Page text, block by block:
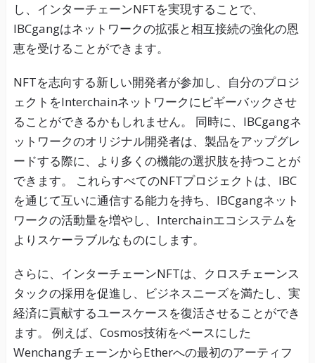
し、インターチェーンNFTを実現することで、
IBCgangはネットワークの拡張と相互接続の強化の恩
恵を受けることができます。
NFTを志向する新しい開発者が参加し、自分のプロジ
ェクトをInterchainネットワークにピギーバックさせ
ることができるかもしれません。 同時に、IBCgangネ
ットワークのオリジナル開発者は、製品をアップグレ
ードする際に、より多くの機能の選択肢を持つことが
できます。 これらすべてのNFTプロジェクトは、IBC
を通じて互いに通信する能力を持ち、IBCgangネット
ワークの活動量を増やし、Interchainエコシステムを
よりスケーラブルなものにします。
さらに、インターチェーンNFTは、クロスチェーンス
タックの採用を促進し、ビジネスニーズを満たし、実
経済に貢献するユースケースを復活させることができ
ます。 例えば、Cosmos技術をベースにした
WenchangチェーンからEtherへの最初のアーティフ